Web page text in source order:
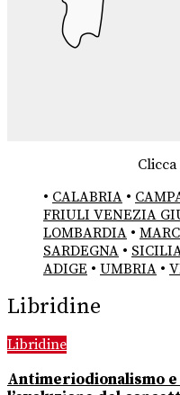
• CALABRIA •
FRIULI VENEZIA
LOMBARDIA •
SARDEGNA •
ADIGE • UMBRIA •
Libridine
Libridine
Antimeriodionalismo